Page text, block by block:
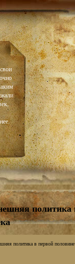
политика
политика в первой половине